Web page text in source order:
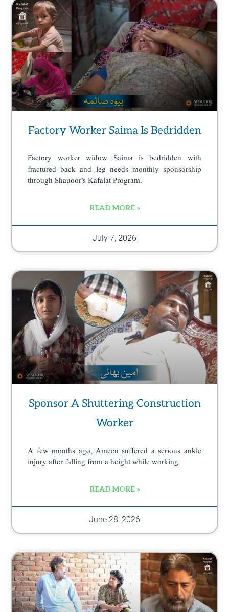
Factory Worker Saima Is Bedridden
Factory worker widow Saima is bedridden with
fractured back and leg needs monthly sponsorship
through Shauoor’s Kafalat Program.
READ MORE »
July 7, 2026
Sponsor A Shuttering Construction
Worker
A few months ago, Ameen suffered a serious ankle
injury after falling from a height while working.
READ MORE »
June 28, 2026